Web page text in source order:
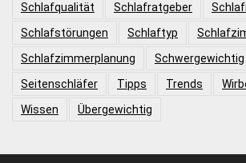
Schlafqualität
Schlafratgeber
Schlafstörungen
Schlaftyp
Schlafzimmerplanung
Schwergewichtig
Seitenschläfer
Tipps Trends
Wissen
Übergewichtig